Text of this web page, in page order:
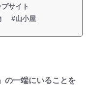
サイト
#山小屋
の一端にいることを